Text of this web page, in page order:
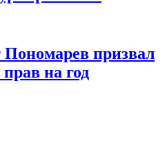
Пономарев призвал
на год